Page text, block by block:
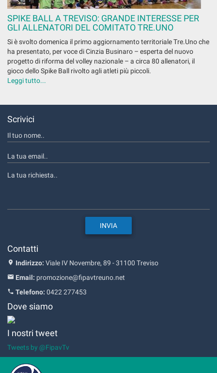
SPIKE BALL A TREVISO: GRANDE INTERESSE PER
GLI ALLENATORI DEL COMITATO TRE.UNO
Si è svolto domenica il primo aggiornamento territoriale Tre.Uno che
ha presentato, per voce di Cinzia Businaro – esperta del nuovo
progetto di riforma del volley nazionale – a circa 80 allenatori, il
gioco dello Spike Ball rivolto agli atleti più piccoli.
Leggi tutto...
Scrivici
Contatti
Indirizzo: Viale IV Novembre, 89 - 31100 Treviso
Email: promozione@fipavtreuno.net
Telefono: 0422 277453
Dove siamo
I nostri tweet
Tweets by @FipavTv